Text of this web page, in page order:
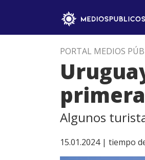
PORTAL MEDIOS
Algunos
15.01.2024 | tiempo